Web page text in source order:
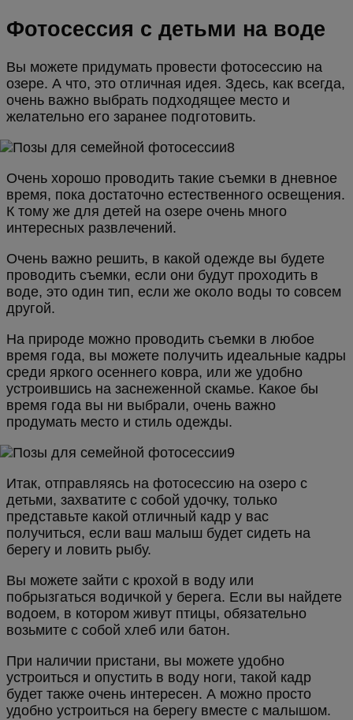
Фотосессия с детьми на воде
Вы можете придумать провести фотосессию на
озере. А что, это отличная идея. Здесь, как всегда,
очень важно выбрать подходящее место и
желательно его заранее подготовить.
Очень хорошо проводить такие съемки в дневное
время, пока достаточно естественного освещения.
К тому же для детей на озере очень много
интересных развлечений.
Очень важно решить, в какой одежде вы будете
проводить съемки, если они будут проходить в
воде, это один тип, если же около воды то совсем
другой.
На природе можно проводить съемки в любое
время года, вы можете получить идеальные кадры
среди яркого осеннего ковра, или же удобно
устроившись на заснеженной скамье. Какое бы
время года вы ни выбрали, очень важно
продумать место и стиль одежды.
Итак, отправляясь на фотосессию на озеро с
детьми, захватите с собой удочку, только
представьте какой отличный кадр у вас
получиться, если ваш малыш будет сидеть на
берегу и ловить рыбу.
Вы можете зайти с крохой в воду или
побрызгаться водичкой у берега. Если вы найдете
водоем, в котором живут птицы, обязательно
возьмите с собой хлеб или батон.
При наличии пристани, вы можете удобно
устроиться и опустить в воду ноги, такой кадр
будет также очень интересен. А можно просто
удобно устроиться на берегу вместе с малышом.